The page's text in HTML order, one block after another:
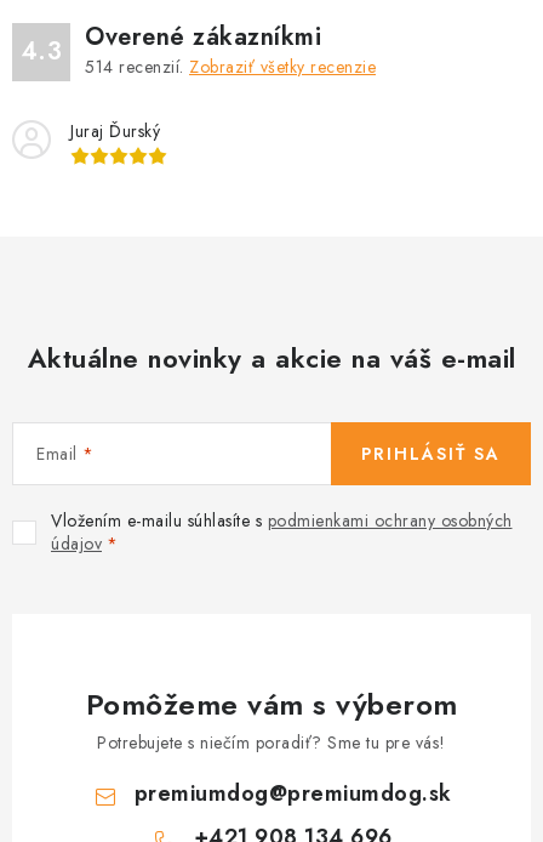
4.3 Overené zákazníkmi
514 recenzií. Zobraziť všetky recenzie
Juraj Ďurský
Aktuálne novinky a akcie na váš e-mail
Email
Vložením e-mailu súhlasíte s podmienkami ochrany osobných
údajov
PRIHLÁSIŤ SA
Pomôžeme vám s výberom
Potrebujete s niečím poradiť? Sme tu pre vás!
premiumdog@premiumdog.sk